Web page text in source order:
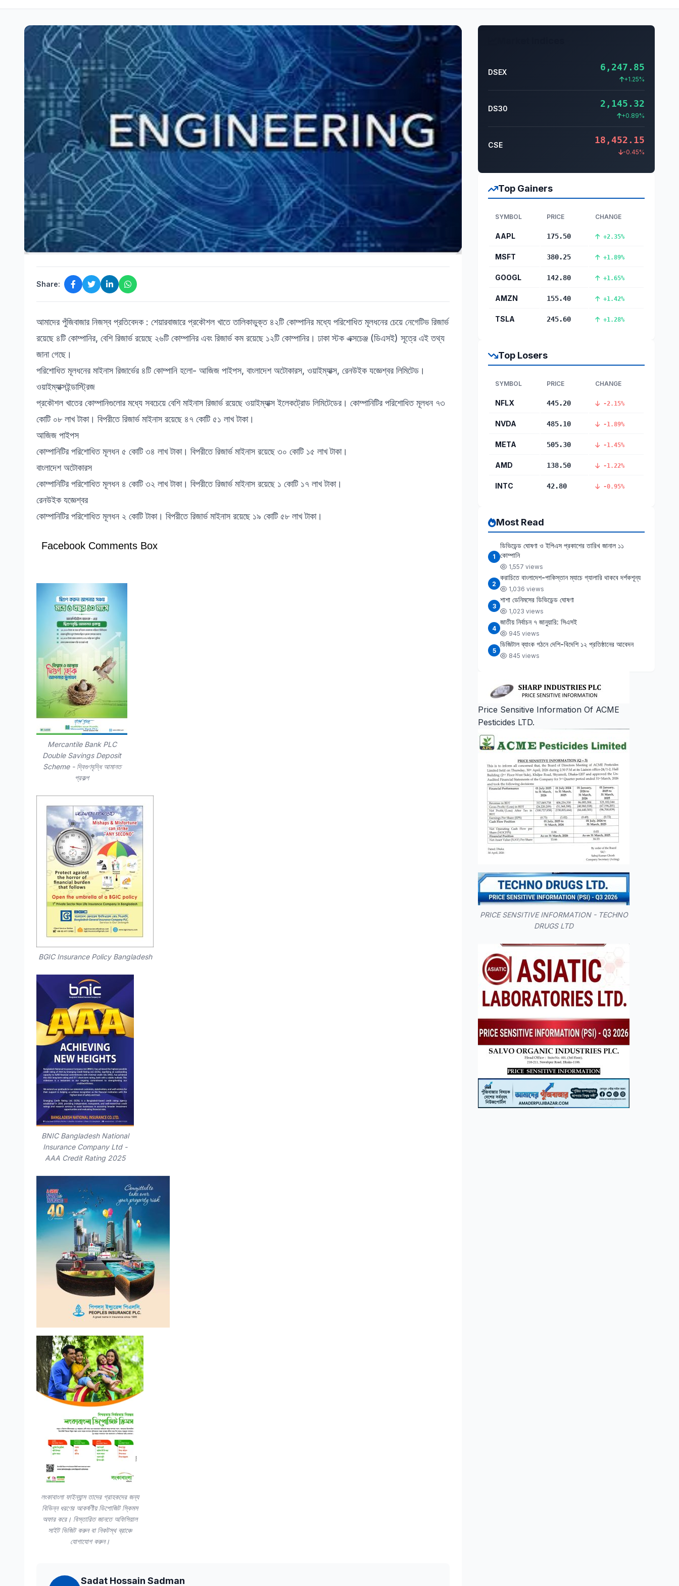
Share:
আমাদের পুঁজিবাজার নিজস্ব প্রতিবেদক : শেয়ারবাজারে প্রকৌশল খাতে তালিকাভুক্ত ৪২টি কোম্পানির মধ্যে পরিশোধিত মূলধনের চেয়ে নেগেটিভ রিজার্ভ
রয়েছে ৪টি কোম্পানির, বেশি রিজার্ভ রয়েছে ২৬টি কোম্পানির এবং রিজার্ভ কম রয়েছে ১২টি কোম্পানির। ঢাকা স্টক এক্সচেঞ্জ (ডিএসই) সূত্রে এই তথ্য
জানা গেছে।
পরিশোধিত মূলধনের মাইনাস রিজার্ভের ৪টি কোম্পানি হলো- আজিজ পাইপস, বাংলাদেশ অটোকারস, ওয়াইম্যাক্স, রেনউইক যজ্ঞেশ্বর লিমিটেড।
ওয়াইম্যাক্সইন্ডাস্ট্রিজ
প্রকৌশল খাতের কোম্পানিগুলোর মধ্যে সবচেয়ে বেশি মাইনাস রিজার্ভ রয়েছে ওয়াইম্যাক্স ইলেকট্রোড লিমিটেডের। কোম্পানিটির পরিশোধিত মূলধন ৭৩
কোটি ০৮ লাখ টাকা। বিপরীতে রিজার্ভ মাইনাস রয়েছে ৪৭ কোটি ৫১ লাখ টাকা।
আজিজ পাইপস
কোম্পানিটির পরিশোধিত মূলধন ৫ কোটি ৩৪ লাখ টাকা। বিপরীতে রিজার্ভ মাইনাস রয়েছে ৩০ কোটি ১৫ লাখ টাকা।
বাংলাদেশ অটোকারস
কোম্পানিটির পরিশোধিত মূলধন ৪ কোটি ৩২ লাখ টাকা। বিপরীতে রিজার্ভ মাইনাস রয়েছে ১ কোটি ১৭ লাখ টাকা।
রেনউইক যজ্ঞেশ্বর
কোম্পানিটির পরিশোধিত মূলধন ২ কোটি টাকা। বিপরীতে রিজার্ভ মাইনাস রয়েছে ১৯ কোটি ৫৮ লাখ টাকা।
Facebook Comments Box
Mercantile Bank PLC
Double Savings Deposit
Scheme - দ্বিগুণবৃদ্ধি আমানত
প্রকল্প
BGIC Insurance Policy Bangladesh
BNIC Bangladesh National
Insurance Company Ltd -
AAA Credit Rating 2025
লংকাবাংলা ফাইন্যান্স তাদের গ্রাহকদের জন্য
বিভিন্ন ধরণের আকর্ষণীয় ডিপোজিট স্কিমস
অফার করে। বিস্তারিত জানতে অফিসিয়াল
সাইট ভিজিট করুন বা নিকটস্থ ব্রাঞ্চে
যোগাযোগ করুন।
Sadat Hossain Sadman
DSEX 6,247.85
+1.25%
DS30 2,145.32
+0.89%
CSE 18,452.15
-0.45%
Top Gainers
SYMBOL PRICE CHANGE
AAPL 175.50 +2.35%
MSFT 380.25 +1.89%
GOOGL 142.80 +1.65%
AMZN 155.40 +1.42%
TSLA 245.60 +1.28%
Top Losers
SYMBOL PRICE CHANGE
NFLX 445.20 -2.15%
NVDA 485.10 -1.89%
META 505.30 -1.45%
AMD 138.50 -1.22%
INTC 42.80 -0.95%
Most Read
1
ডিভিডেন্ড ঘোষণা ও ইপিএস প্রকাশের তারিখ জানাল ১১
কোম্পানি
1,557 views
2
করাচিতে বাংলাদেশ-পাকিস্তান ম্যাচে গ্যালারি থাকবে দর্শকশূন্য
1,036 views
3
শাশা ডেনিমসের ডিভিডেন্ড ঘোষণা
1,023 views
4
জাতীয় নির্বাচন ৭ জানুয়ারি: সিএসই
945 views
5
ডিজিটাল ব্যাংক গঠনে দেশি-বিদেশি ১২ প্রতিষ্ঠানের আবেদন
845 views
Price Sensitive Information Of ACME
Pesticides LTD.
PRICE SENSITIVE INFORMATION - TECHNO
DRUGS LTD